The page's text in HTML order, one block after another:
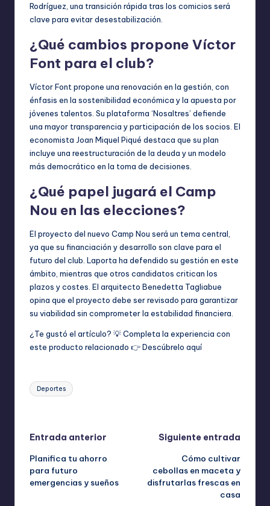
Rodríguez, una transición rápida tras los comicios será
clave para evitar desestabilización.
¿Qué cambios propone Víctor
Font para el club?
Víctor Font propone una renovación en la gestión, con
énfasis en la sostenibilidad económica y la apuesta por
jóvenes talentos. Su plataforma ‘Nosaltres’ defiende
una mayor transparencia y participación de los socios. El
economista Joan Miquel Piqué destaca que su plan
incluye una reestructuración de la deuda y un modelo
más democrático en la toma de decisiones.
¿Qué papel jugará el Camp
Nou en las elecciones?
El proyecto del nuevo Camp Nou será un tema central,
ya que su financiación y desarrollo son clave para el
futuro del club. Laporta ha defendido su gestión en este
ámbito, mientras que otros candidatos critican los
plazos y costes. El arquitecto Benedetta Tagliabue
opina que el proyecto debe ser revisado para garantizar
su viabilidad sin comprometer la estabilidad financiera.
¿Te gustó el artículo? 💡 Completa la experiencia con
este producto relacionado 👉Descúbrelo aquí
Etiquetas:
Deportes
Navegación
de
entradas
Entrada anterior
Planifica tu ahorro
para futuro
emergencias y sueños
Siguiente entrada
Cómo cultivar
cebollas en maceta y
disfrutarlas frescas en
casa